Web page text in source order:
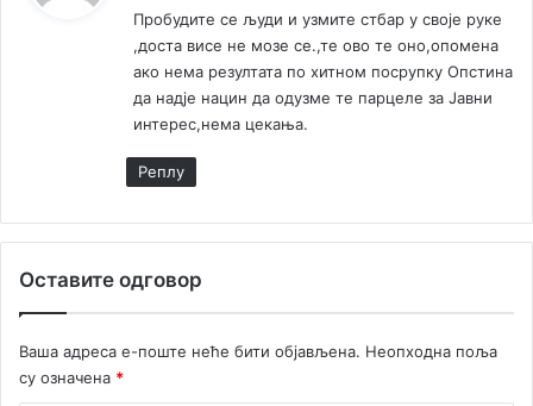
е
:
Пробудите се људи и узмите стбар у своје руке
,доста висе не мозе се.,те ово те оно,опомена
ако нема резултата по хитном посрупку Опстина
да надје нацин да одузме те парцеле за Јавни
интерес,нема цекања.
Реплy
Оставите одговор
Ваша адреса е-поште неће бити објављена. Неопходна поља
су означена *